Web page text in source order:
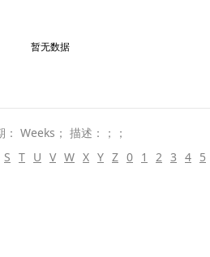
暂无数据
Weeks； 描述：；；
S T U V W X Y Z 0 1 2 3 4 5